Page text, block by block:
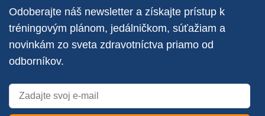
Odoberajte náš newsletter a získajte prístup k
tréningovým plánom, jedálničkom, súťažiam a
novinkám zo sveta zdravotníctva priamo od
odborníkov.